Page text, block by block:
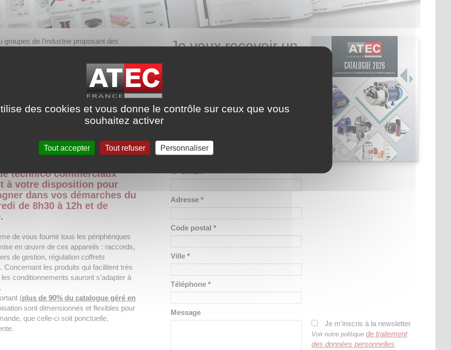
groupes de l’industrie proposant des
du territoire national, DOM TOM
installateurs de systèmes de
de ventilation industrielle, fabricants de
industrielles, agricoles ou de
spécialisés de bobinage, vous trouvez
que les composants de réparation et
technico commerciaux
à votre disposition pour
dans vos démarches du
de 8h30 à 12h et de
de vous fournir tous les périphériques
en œuvre de ces appareils : raccords,
de gestion, régulation coffrets
les produits qui facilitent très
conditionnements sauront s’adapter à
(plus de 90% du catalogue géré en
sont dimensionnés et flexibles pour
que celle-ci soit ponctuelle,
Je veux recevoir un
Prénom - Nom *
Société *
N° SIREN *
Adresse *
Code postal *
Ville *
Téléphone *
Message
Je m'inscris à la newsletter
Voir notre politique de traitement
des données personnelles.
des cookies et vous donne le contrôle sur ceux que vous
souhaitez activer
Tout accepter Tout refuser Personnaliser